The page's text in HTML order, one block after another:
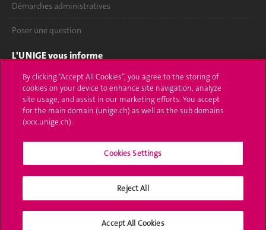
Démarches administratives
Poser une question
L'UNIGE vous informe
UNIGE Mobile
Médias
Offres d'emploi
Calendrier académique
Médias sociaux UNIGE
By clicking “Accept All Cookies”, you agree to the storing of
cookies on your device to enhance site navigation, analyze
site usage, and assist in our marketing efforts. You accept
for the main domain (unige.ch) as well as the sub domains
(xxx.unige.ch).
Cookies Settings
Reject All
Accept All Cookies